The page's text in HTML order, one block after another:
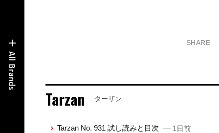
SHARE
Tarzan ターザン
Tarzan No. 931 試し読みと目次 — 1日前